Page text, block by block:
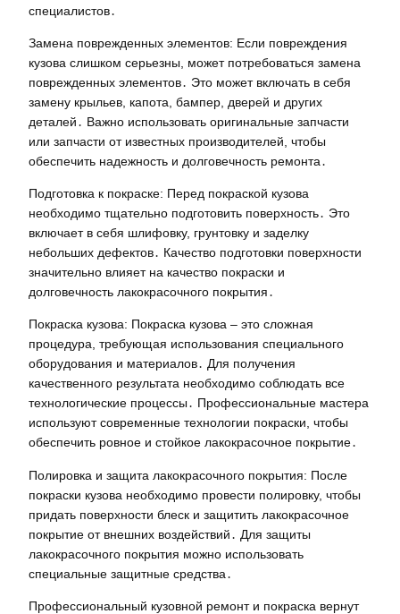
специалистов․
Замена поврежденных элементов: Если повреждения
кузова слишком серьезны, может потребоваться замена
поврежденных элементов․ Это может включать в себя
замену крыльев, капота, бампер, дверей и других
деталей․ Важно использовать оригинальные запчасти
или запчасти от известных производителей, чтобы
обеспечить надежность и долговечность ремонта․
Подготовка к покраске: Перед покраской кузова
необходимо тщательно подготовить поверхность․ Это
включает в себя шлифовку, грунтовку и заделку
небольших дефектов․ Качество подготовки поверхности
значительно влияет на качество покраски и
долговечность лакокрасочного покрытия․
Покраска кузова: Покраска кузова – это сложная
процедура, требующая использования специального
оборудования и материалов․ Для получения
качественного результата необходимо соблюдать все
технологические процессы․ Профессиональные мастера
используют современные технологии покраски, чтобы
обеспечить ровное и стойкое лакокрасочное покрытие․
Полировка и защита лакокрасочного покрытия: После
покраски кузова необходимо провести полировку, чтобы
придать поверхности блеск и защитить лакокрасочное
покрытие от внешних воздействий․ Для защиты
лакокрасочного покрытия можно использовать
специальные защитные средства․
Профессиональный кузовной ремонт и покраска вернут